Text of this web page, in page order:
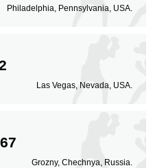
Philadelphia, Pennsylvania, USA.
Las Vegas, Nevada, USA.
Grozny, Chechnya, Russia.